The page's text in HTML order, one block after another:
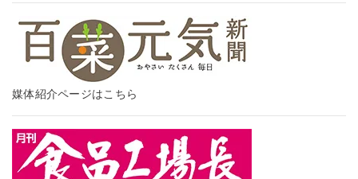
媒体紹介ページはこちら